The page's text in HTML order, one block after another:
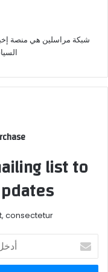
شبكة مراسلين هي منصة
list to
consectetur.
أدخل
بريدك
الإلكتروني